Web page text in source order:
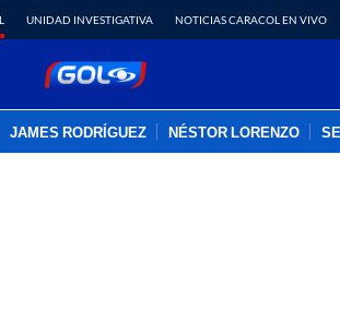
UNIDAD INVESTIGATIVA NOTICIAS CARACOL EN VIVO
JAMES RODRÍGUEZ NÉSTOR LORENZO